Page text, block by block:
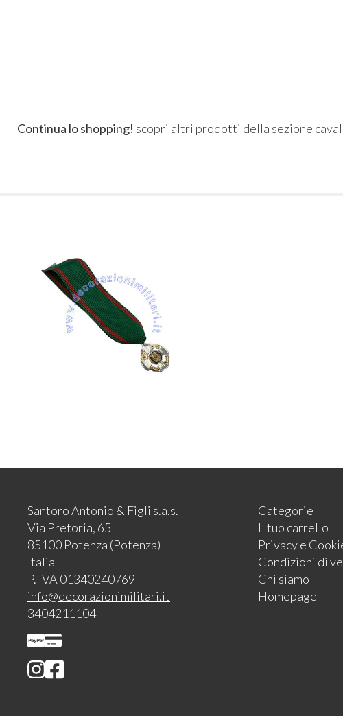
Continua lo shopping! scopri altri prodotti della sezione
Santoro Antonio & Figli s.a.s.
Via Pretoria, 65
85100 Potenza (Potenza)
Italia
P. IVA 01340240769
info@decorazionimilitari.it
3404211104
Categorie
Il tuo carrello
Privacy e
Condizioni di
Chi siamo
Homepage